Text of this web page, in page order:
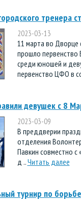
тренера
2023-03-13
11 марта во Дворце
прошло
среди юношей и
первенство ЦФО в
девушек с 8
2023-03-09
В преддверии
отделения
Павкин совместно
д ..Читать далее
турнир по